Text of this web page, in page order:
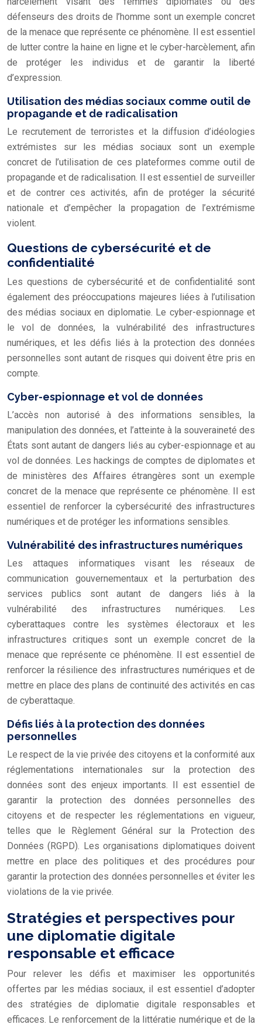
défenseurs des droits de l’homme sont un exemple concret
de la menace que représente ce phénomène. Il est essentiel
de lutter contre la haine en ligne et le cyber-harcèlement, afin
de protéger les individus et de garantir la liberté
d’expression.
Utilisation des médias sociaux comme outil de
propagande et de radicalisation
Le recrutement de terroristes et la diffusion d’idéologies
extrémistes sur les médias sociaux sont un exemple
concret de l’utilisation de ces plateformes comme outil de
propagande et de radicalisation. Il est essentiel de surveiller
et de contrer ces activités, afin de protéger la sécurité
nationale et d’empêcher la propagation de l’extrémisme
violent.
Questions de cybersécurité et de
confidentialité
Les questions de cybersécurité et de confidentialité sont
également des préoccupations majeures liées à l’utilisation
des médias sociaux en diplomatie. Le cyber-espionnage et
le vol de données, la vulnérabilité des infrastructures
numériques, et les défis liés à la protection des données
personnelles sont autant de risques qui doivent être pris en
compte.
Cyber-espionnage et vol de données
L’accès non autorisé à des informations sensibles, la
manipulation des données, et l’atteinte à la souveraineté des
États sont autant de dangers liés au cyber-espionnage et au
vol de données. Les hackings de comptes de diplomates et
de ministères des Affaires étrangères sont un exemple
concret de la menace que représente ce phénomène. Il est
essentiel de renforcer la cybersécurité des infrastructures
numériques et de protéger les informations sensibles.
Vulnérabilité des infrastructures numériques
Les attaques informatiques visant les réseaux de
communication gouvernementaux et la perturbation des
services publics sont autant de dangers liés à la
vulnérabilité des infrastructures numériques. Les
cyberattaques contre les systèmes électoraux et les
infrastructures critiques sont un exemple concret de la
menace que représente ce phénomène. Il est essentiel de
renforcer la résilience des infrastructures numériques et de
mettre en place des plans de continuité des activités en cas
de cyberattaque.
Défis liés à la protection des données
personnelles
Le respect de la vie privée des citoyens et la conformité aux
réglementations internationales sur la protection des
données sont des enjeux importants. Il est essentiel de
garantir la protection des données personnelles des
citoyens et de respecter les réglementations en vigueur,
telles que le Règlement Général sur la Protection des
Données (RGPD). Les organisations diplomatiques doivent
mettre en place des politiques et des procédures pour
garantir la protection des données personnelles et éviter les
violations de la vie privée.
Stratégies et perspectives pour
une diplomatie digitale
responsable et efficace
Pour relever les défis et maximiser les opportunités
offertes par les médias sociaux, il est essentiel d’adopter
des stratégies de diplomatie digitale responsables et
efficaces. Le renforcement de la littératie numérique et de la